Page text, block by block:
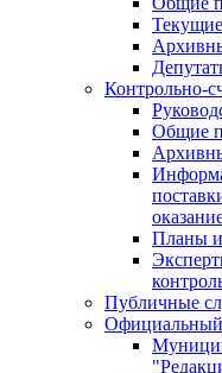
Контрольно-
Общие
Планы
Публичные